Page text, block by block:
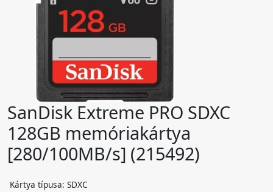
SanDisk Extreme PRO SDXC
128GB memóriakártya
[280/100MB/s] (215492)
Kártya típusa: SDXC